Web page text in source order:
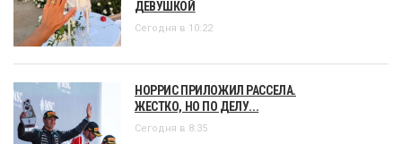
ДЕВУШКОЙ
Сегодня в 10:22
НОРРИС ПРИЛОЖИЛ РАССЕЛА.
ЖЕСТКО, НО ПО ДЕЛУ...
Сегодня в 8:35